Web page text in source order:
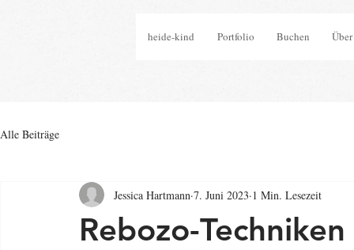
heide-kind Portfolio Buchen
Alle Beiträge
Rebozo-
Jessica Hartmann 7. Juni 2023 1 Min. Lesezeit